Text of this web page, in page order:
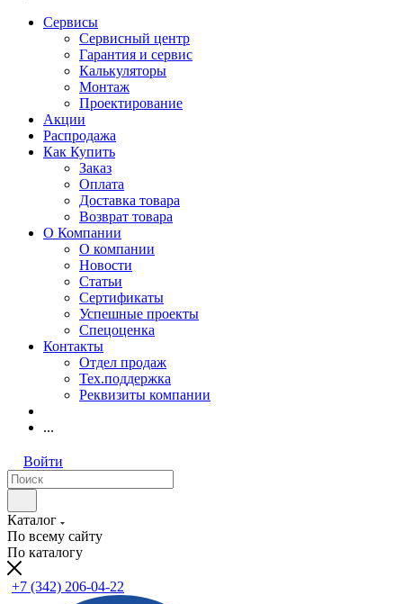
Сервисы
Сервисный центр
Гарантия и сервис
Калькуляторы
Монтаж
Проектирование
Акции
Распродажа
Как Купить
Заказ
Оплата
Доставка товара
Возврат товара
О Компании
О компании
Новости
Статьи
Сертификаты
Успешные проекты
Спецоценка
Контакты
Отдел продаж
Тех.поддержка
Реквизиты компании
...
Войти
Каталог
По всему сайту
По каталогу
+7 (342) 206-04-22